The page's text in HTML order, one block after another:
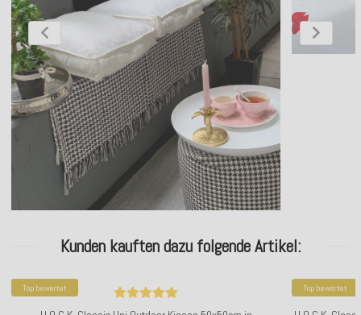
Kunden kauften dazu folgende Artikel:
Top bewertet Top bewertet